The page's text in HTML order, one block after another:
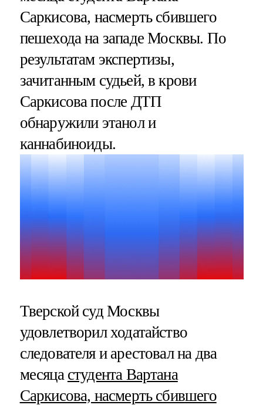
Саркисова, насмерть сбившего
пешехода на западе Москвы. По
результатам экспертизы,
зачитанным судьей, в крови
Саркисова после ДТП
обнаружили этанол и
каннабиноиды.
Тверской суд Москвы
удовлетворил ходатайство
следователя и арестовал на два
месяца студента Вартана
Саркисова, насмерть сбившего